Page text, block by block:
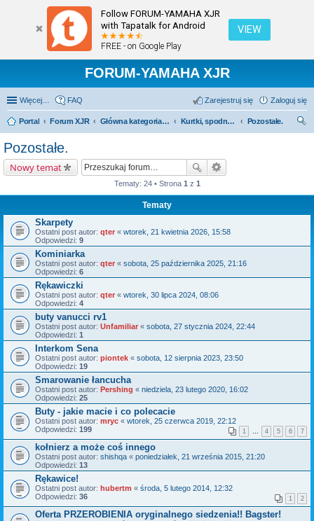
Follow FORUM-YAMAHA XJR
with Tapatalk for Android
FREE - on Google Play
VIEW
FORUM-YAMAHA XJR
Więcej… FAQ Zaloguj się
Zarejestruj się
Portal Forum XJR Główna kategoria forum Kurtki, spodnie, kaski, buty, rękawice itp.
Pozostałe.
Pozostałe.
Nowy temat
Tematy: 24 • Strona 1 z 1
Tematy
Skarpety
Ostatni post autor: qter « wtorek, 21 kwietnia 2026, 15:58
Odpowiedzi: 9
Kominiarka
Ostatni post autor: qter « sobota, 25 października 2025, 21:16
Odpowiedzi: 6
Rękawiczki
Ostatni post autor: qter « wtorek, 30 lipca 2024, 08:06
Odpowiedzi: 4
buty vanucci rv1
Ostatni post autor: Unfamiliar « sobota, 27 stycznia 2024, 22:44
Odpowiedzi: 1
Interkom Sena
Ostatni post autor: piontek « sobota, 12 sierpnia 2023, 23:50
Odpowiedzi: 19
Smarowanie łancucha
Ostatni post autor: Pershing « niedziela, 23 lutego 2020, 16:02
Odpowiedzi: 25
Buty - jakie macie i co polecacie
Ostatni post autor: mryc « wtorek, 25 czerwca 2019, 22:12
Odpowiedzi: 199 1 … 4 5 6 7
kołnierz a może coś innego
Ostatni post autor: shishqa « poniedziałek, 21 września 2015, 21:20
Odpowiedzi: 13
Rękawice!
Ostatni post autor: hubertm « środa, 5 lutego 2014, 12:32
Odpowiedzi: 36 1 2
Oferta PRZEROBIENIA oryginalnego siedzenia!! Bagster!